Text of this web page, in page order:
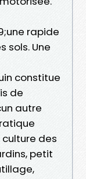
rapide
sols. Une
constitue
de
autre
des
petit